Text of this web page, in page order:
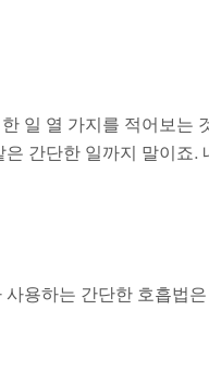
일 열 가지를 적어보는
간단한 일까지 말이죠.
용하는 간단한 호흡법